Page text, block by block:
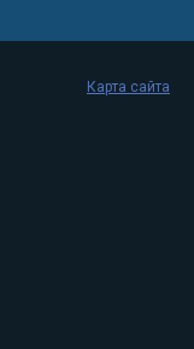
Карта сайта